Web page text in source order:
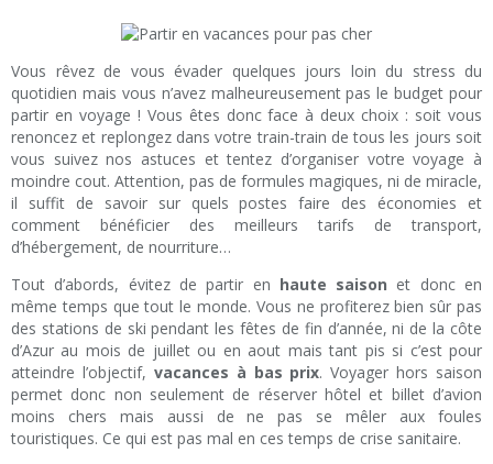
Vous rêvez de vous évader quelques jours loin du stress du
quotidien mais vous n’avez malheureusement pas le budget pour
partir en voyage ! Vous êtes donc face à deux choix : soit vous
renoncez et replongez dans votre train-train de tous les jours soit
vous suivez nos astuces et tentez d’organiser votre voyage à
moindre cout. Attention, pas de formules magiques, ni de miracle,
il suffit de savoir sur quels postes faire des économies et
comment bénéficier des meilleurs tarifs de transport,
d’hébergement, de nourriture…
Tout d’abords, évitez de partir en haute saison et donc en
même temps que tout le monde. Vous ne profiterez bien sûr pas
des stations de ski pendant les fêtes de fin d’année, ni de la côte
d’Azur au mois de juillet ou en aout mais tant pis si c’est pour
atteindre l’objectif, vacances à bas prix. Voyager hors saison
permet donc non seulement de réserver hôtel et billet d’avion
moins chers mais aussi de ne pas se mêler aux foules
touristiques. Ce qui est pas mal en ces temps de crise sanitaire.